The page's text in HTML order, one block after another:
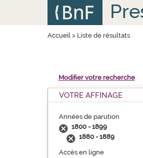
Accueil> Liste de résultats
Modifier votre recherche
VOTRE AFFINAGE
Années de parution
1800 - 1899
1880 - 1889
Accès en ligne
Panneau de gestion des cookies